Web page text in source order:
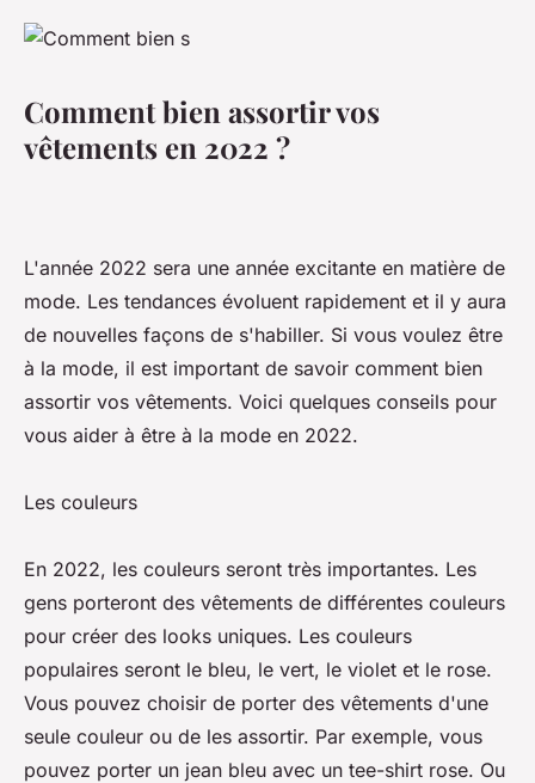
Comment bien assortir vos
vêtements en 2022 ?
L'année 2022 sera une année excitante en matière de
mode. Les tendances évoluent rapidement et il y aura
de nouvelles façons de s'habiller. Si vous voulez être
à la mode, il est important de savoir comment bien
assortir vos vêtements. Voici quelques conseils pour
vous aider à être à la mode en 2022.
Les couleurs
En 2022, les couleurs seront très importantes. Les
gens porteront des vêtements de différentes couleurs
pour créer des looks uniques. Les couleurs
populaires seront le bleu, le vert, le violet et le rose.
Vous pouvez choisir de porter des vêtements d'une
seule couleur ou de les assortir. Par exemple, vous
pouvez porter un jean bleu avec un tee-shirt rose. Ou